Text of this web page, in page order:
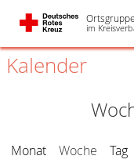
im
Kalender
Monat Woche Tag